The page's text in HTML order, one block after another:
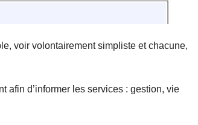
voir volontairement simpliste et chacune,
afin d’informer les services : gestion, vie